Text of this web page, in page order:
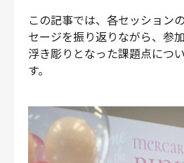
この記事では、各セッション
セージを振り返りながら、参
浮き彫りとなった課題点につ
す。